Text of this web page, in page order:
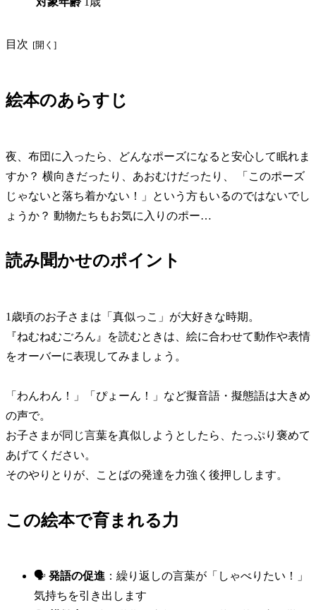
目次
絵本のあらすじ
夜、布団に入ったら、どんなポーズになると安心して眠れま
すか？ 横向きだったり、あおむけだったり、 「このポーズ
じゃないと落ち着かない！」という方もいるのではないでし
ょうか？ 動物たちもお気に入りのポー…
読み聞かせのポイント
1歳頃のお子さまは「真似っこ」が大好きな時期。
『ねむねむごろん』を読むときは、絵に合わせて動作や表情
をオーバーに表現してみましょう。
「わんわん！」「ぴょーん！」など擬音語・擬態語は大きめ
の声で。
お子さまが同じ言葉を真似しようとしたら、たっぷり褒めて
あげてください。
そのやりとりが、ことばの発達を力強く後押しします。
この絵本で育まれる力
🗣️ 発語の促進 ：繰り返しの言葉が「しゃべりたい！」
気持ちを引き出します